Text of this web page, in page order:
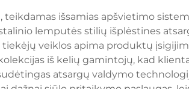
išsamias apšvietimo
lemputės stilių išplėstines
veiklos apima produktų
iš kelių gamintojų, kad
atsargų valdymo